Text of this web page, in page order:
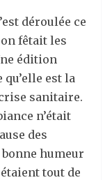
déroulée ce
fêtait les
édition
est la
sanitaire.
n’était
des
humeur
tout de